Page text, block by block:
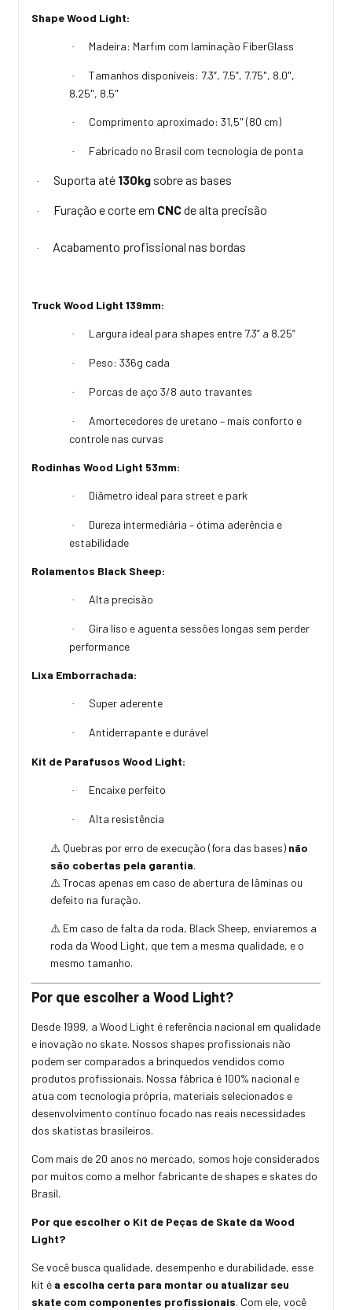
Shape Wood Light:
· Madeira: Marfim com laminação FiberGlass
·
Tamanhos disponíveis: 7.3”, 7.5”, 7.75", 8.0",
8.25", 8.5"
· Comprimento aproximado: 31,5" (80 cm)
· Fabricado no Brasil com tecnologia de ponta
· Suporta até 130kg sobre as bases
· Furação e corte em CNCde alta precisão
· Acabamento profissional nas bordas
Truck Wood Light 139mm:
· Largura ideal para shapes entre 7.3” a 8.25”
· Peso: 336g cada
· Porcas de aço 3/8 auto travantes
·
Amortecedores de uretano – mais conforto e
controle nas curvas
Rodinhas Wood Light 53mm:
· Diâmetro ideal para street e park
·
Dureza intermediária – ótima aderência e
estabilidade
Rolamentos Black Sheep:
· Alta precisão
·
Gira liso e aguenta sessões longas sem perder
performance
Lixa Emborrachada:
· Super aderente
· Antiderrapante e durável
Kit de Parafusos Wood Light:
· Encaixe perfeito
· Alta resistência
⚠️ Quebras por erro de execução (fora das bases) não
são cobertas pela garantia.
⚠️ Trocas apenas em caso de abertura de lâminas ou
defeito na furação.
⚠️ Em caso de falta da roda, Black Sheep, enviaremos a
roda da Wood Light, que tem a mesma qualidade, e o
mesmo tamanho.
Por que escolher a Wood Light?
Desde 1999, a Wood Light é referência nacional em qualidade
e inovação no skate. Nossos shapes profissionais não
podem ser comparados a brinquedos vendidos como
produtos profissionais. Nossa fábrica é 100% nacional e
atua com tecnologia própria, materiais selecionados e
desenvolvimento contínuo focado nas reais necessidades
dos skatistas brasileiros.
Com mais de 20 anos no mercado, somos hoje considerados
por muitos como a melhor fabricante de shapes e skates do
Brasil.
Por que escolher o Kit de Peças de Skate da Wood
Light?
Se você busca qualidade, desempenho e durabilidade, esse
kit é a escolha certa para montar ou atualizar seu
skate com componentes profissionais. Com ele, você